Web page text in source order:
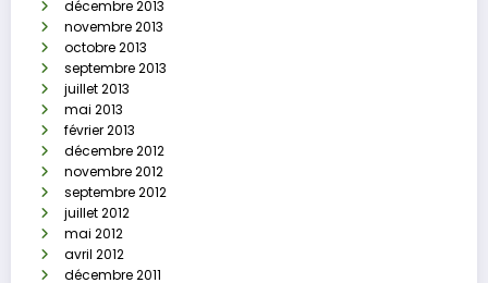
décembre 2013
novembre 2013
octobre 2013
septembre 2013
juillet 2013
mai 2013
février 2013
décembre 2012
novembre 2012
septembre 2012
juillet 2012
mai 2012
avril 2012
décembre 2011